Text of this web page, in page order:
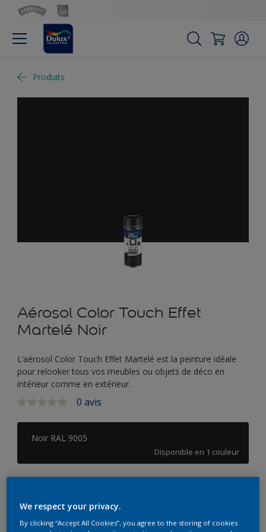
Produits
Aérosol Color Touch Effet
Martelé Noir
L’aérosol Color Touch Effet Martelé est la peinture idéale
pour relooker tous vos meubles ou objets de déco en
intérieur comme en extérieur.
Aucune
de
notation
Lien
la
0 avis
Noir RAL 9005
Disponible en 1 couleur
400 ML
We respect your privacy.
By clicking “Accept All Cookies”, you agree to the storing of cookies